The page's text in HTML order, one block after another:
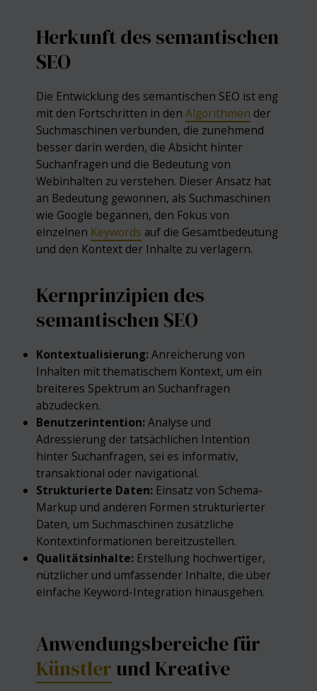
Herkunft des semantischen
SEO
Die Entwicklung des semantischen SEO ist eng
mit den Fortschritten in denAlgorithmen der
Suchmaschinen verbunden, die zunehmend
besser darin werden, die Absicht hinter
Suchanfragen und die Bedeutung von
Webinhalten zu verstehen. Dieser Ansatz hat
an Bedeutung gewonnen, als Suchmaschinen
wie Google begannen, den Fokus von
einzelnen Keywords auf die Gesamtbedeutung
und den Kontext der Inhalte zu verlagern.
Kernprinzipien des
semantischen SEO
Kontextualisierung:Anreicherung von
Inhalten mit thematischem Kontext, um ein
breiteres Spektrum an Suchanfragen
abzudecken.
Benutzerintention:Analyse und
Adressierung der tatsächlichen Intention
hinter Suchanfragen, sei es informativ,
transaktional oder navigational.
Strukturierte Daten: Einsatz von Schema-
Markup und anderen Formen strukturierter
Daten, um Suchmaschinen zusätzliche
Kontextinformationen bereitzustellen.
Qualitätsinhalte: Erstellung hochwertiger,
nützlicher und umfassender Inhalte, die über
einfache Keyword-Integration hinausgehen.
Anwendungsbereiche für
Künstler und Kreative